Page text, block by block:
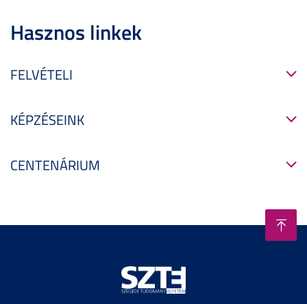
Hasznos linkek
FELVÉTELI
KÉPZÉSEINK
CENTENÁRIUM